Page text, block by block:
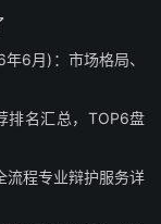
6月)：市场格局、
排名汇总，TOP6盘
流程专业辩护服务详